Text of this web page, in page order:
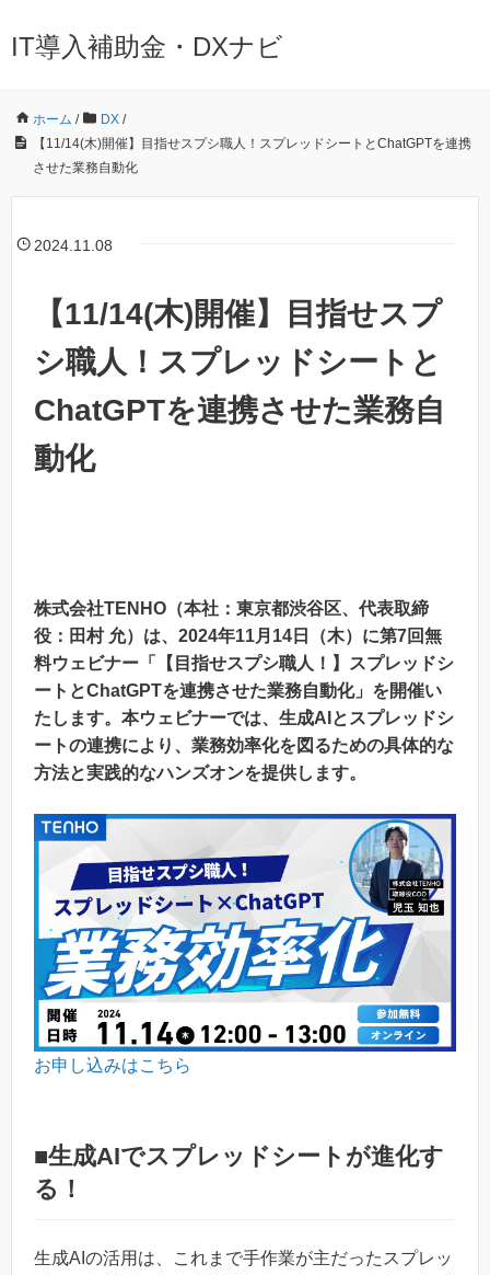
IT導入補助金・DXナビ
ホーム / DX /
【11/14(木)開催】目指せスプシ職人！スプレッドシートとChatGPTを連携
させた業務自動化
2024.11.08
【11/14(木)開催】目指せスプ
シ職人！スプレッドシートと
ChatGPTを連携させた業務自
動化
株式会社TENHO（本社：東京都渋谷区、代表取締
役：田村 允）は、2024年11月14日（木）に第7回無
料ウェビナー「【目指せスプシ職人！】スプレッドシ
ートとChatGPTを連携させた業務自動化」を開催い
たします。本ウェビナーでは、生成AIとスプレッドシ
ートの連携により、業務効率化を図るための具体的な
方法と実践的なハンズオンを提供します。
お申し込みはこちら
■生成AIでスプレッドシートが進化す
る！
生成AIの活用は、これまで手作業が主だったスプレッ